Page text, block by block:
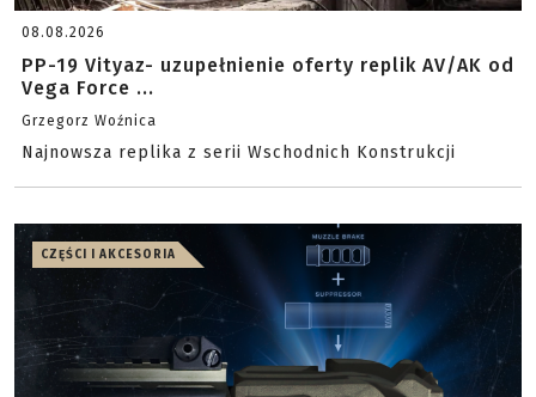
08.08.2026
PP-19 Vityaz- uzupełnienie oferty replik AV/AK od
Vega Force ...
Grzegorz Woźnica
Najnowsza replika z serii Wschodnich Konstrukcji
CZĘŚCI I AKCESORIA